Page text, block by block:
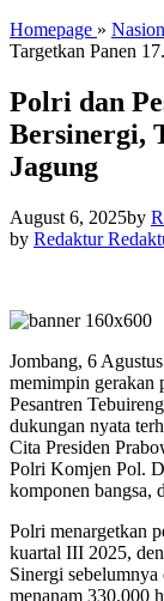
Homepage »
Targetkan Panen
Polri dan
Bersinergi,
Jagung
August 6, 2025by
by Redaktur
Jombang, 6
memimpin gerakan
Pesantren
dukungan nyata
Cita Presiden
Polri Komjen Pol.
komponen bangsa,
Polri menargetkan
kuartal III 2025,
Sinergi
menanam 330.000